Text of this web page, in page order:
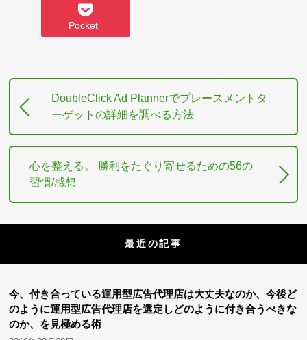
Pocket
DoubleClick Ad Plannerでプレースメントタ
ーゲットの詳細を調べる方法
心を整える。 勝利をたぐり寄せるための56の
習慣/感想
最近の記事
今、付き合っている運用型広告代理店は大丈夫なのか、今後ど
のように運用型広告代理店を選定しどのように付き合うべきな
のか、を見極める術